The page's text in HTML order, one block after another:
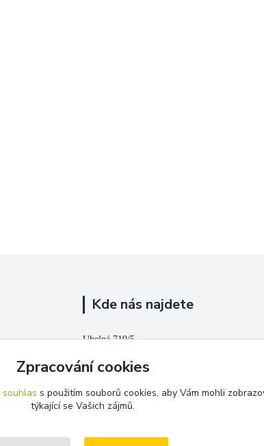
Kde nás najdete
Uhelná 719/5
Říčany, 251 01
Na této adrese není prodejna.
Zpracování cookies
souhlas s použitím souborů cookies, aby Vám mohli
týkající se Vašich zájmů.